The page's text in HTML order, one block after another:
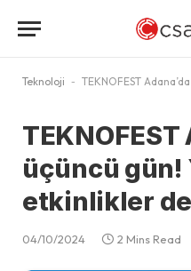
Teknoloji - TEKNOFEST Adana’da
TEKNOFEST
üçüncü gün!
etkinlikler
04/10/2024 2 Mins Read